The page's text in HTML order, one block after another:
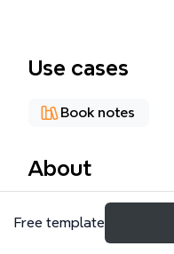
Use cases
Book notes
About
《新·知識生產術》是
識管理方法論，這份
Free template